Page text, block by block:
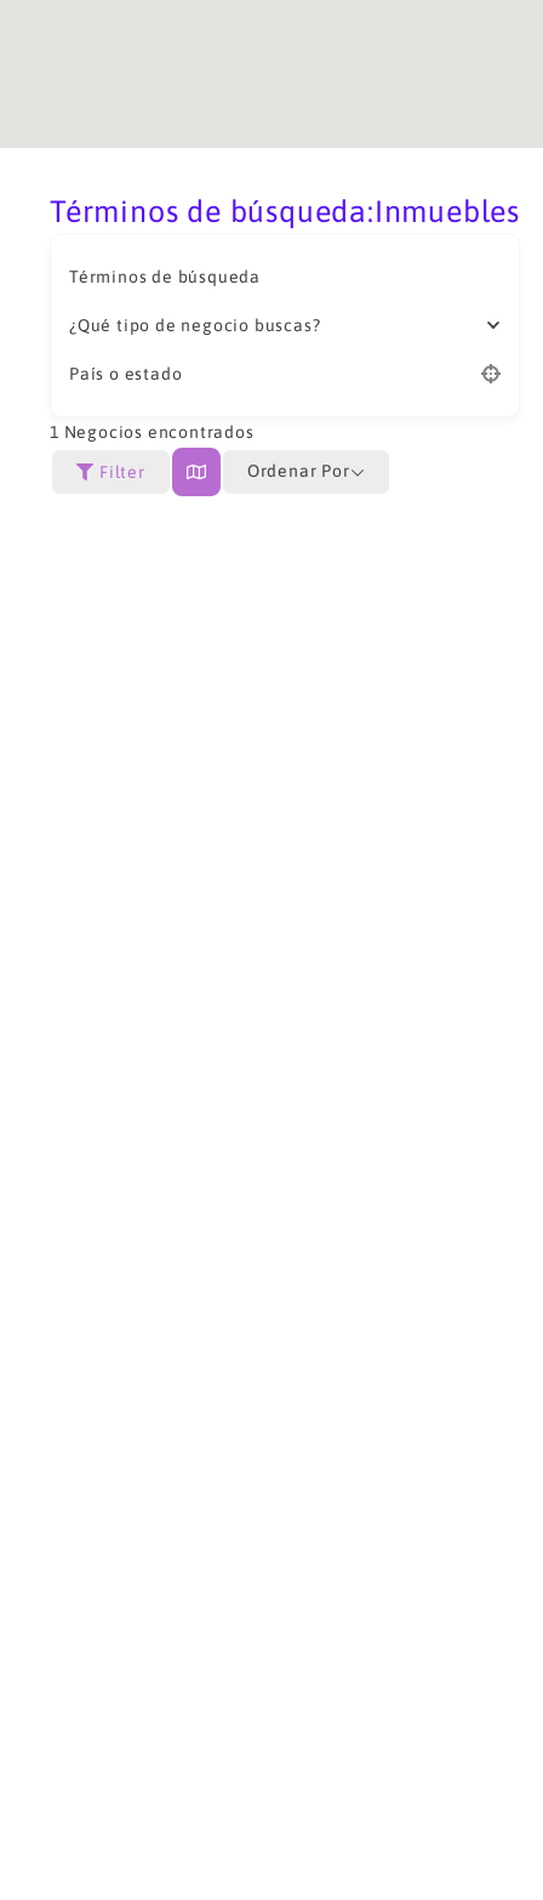
Términos de búsqueda:Inmuebles
Términos de búsqueda
¿Qué tipo de negocio buscas?
País o estado
1 Negocios encontrados
Filter Ordenar Por